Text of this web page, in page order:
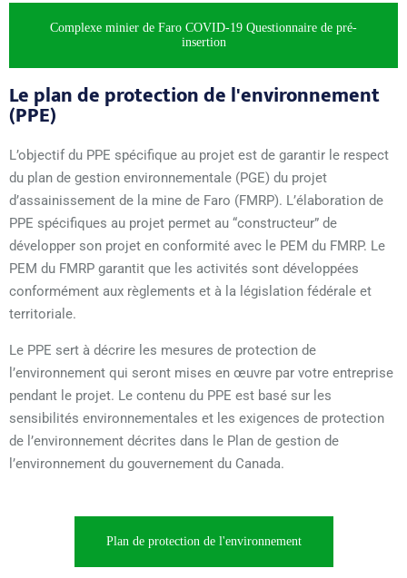
Complexe minier de Faro COVID-19 Questionnaire de pré-
insertion
Le plan de protection de l'environnement
(PPE)
L’objectif du PPE spécifique au projet est de garantir le respect
du plan de gestion environnementale (PGE) du projet
d’assainissement de la mine de Faro (FMRP). L’élaboration de
PPE spécifiques au projet permet au “constructeur” de
développer son projet en conformité avec le PEM du FMRP. Le
PEM du FMRP garantit que les activités sont développées
conformément aux règlements et à la législation fédérale et
territoriale.
Le PPE sert à décrire les mesures de protection de
l’environnement qui seront mises en œuvre par votre entreprise
pendant le projet. Le contenu du PPE est basé sur les
sensibilités environnementales et les exigences de protection
de l’environnement décrites dans le Plan de gestion de
l’environnement du gouvernement du Canada.
Plan de protection de l'environnement